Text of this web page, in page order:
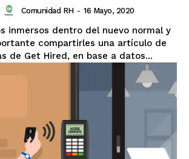
Comunidad RH - 16 Mayo, 2020
inmersos dentro del nuevo normal y
compartirles una artículo de
de Get Hired, en base a datos...